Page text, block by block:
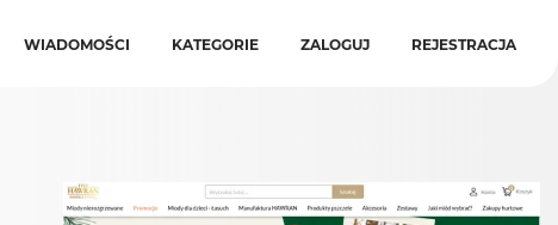
WIADOMOŚCI KATEGORIE ZALOGUJ REJESTRACJA